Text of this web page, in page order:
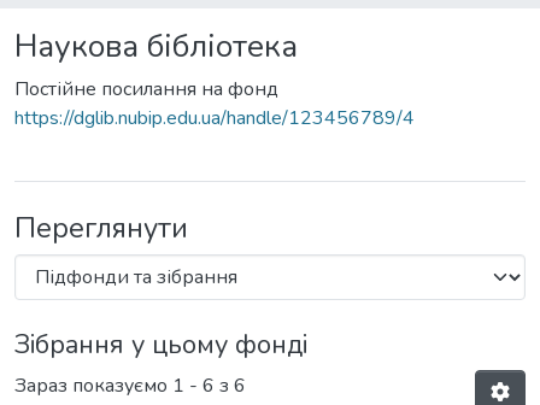
Наукова бібліотека
Постійне посилання на фонд
https://dglib.nubip.edu.ua/handle/123456789/4
Переглянути
Зібрання у цьому фонді
Зараз показуємо 1 - 6 з 6